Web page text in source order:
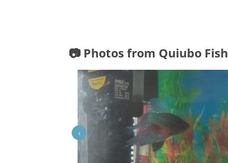
📷 Photos from Quiubo Fish
‹